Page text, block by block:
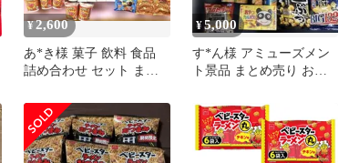
¥2,600
あ*き様 菓子 飲料 食品
詰め合わせ セット まと
¥5,000
す*ん様 アミューズメン
ト景品 まとめ売り おつ